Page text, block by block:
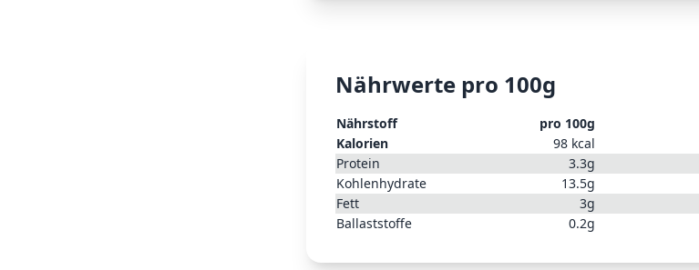
Nährwerte pro 100g
Nährstoff pro 100g
Kalorien
98 kcal
Protein
3.3g
Kohlenhydrate
13.5g
Fett
3g
Ballaststoffe
0.2g